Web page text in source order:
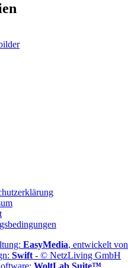
EasyMedia, entwickelt von
Swift - © NetzLiving GmbH
WoltLab Suite™